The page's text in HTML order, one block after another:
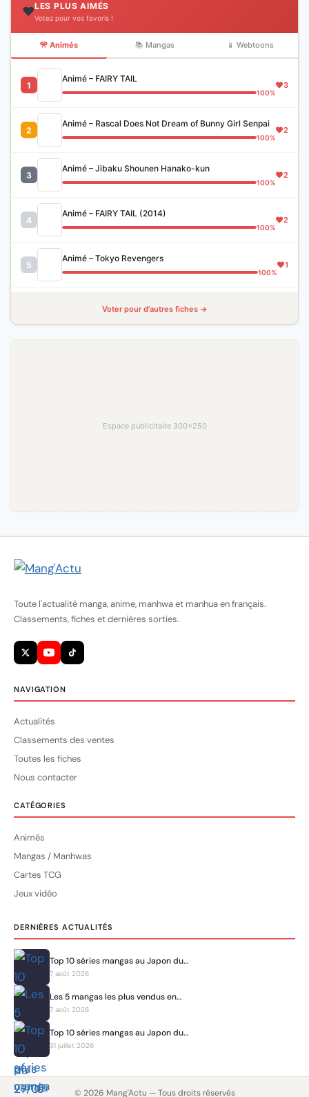
❤️LES PLUS AIMÉS
Votez pour vos favoris !
🎌 Animés 📚 Mangas 📱 Webtoons
1
Animé – FAIRY TAIL
100%
3
2
Animé – Rascal Does Not Dream of Bunny Girl Senpai
100%
2
3
Animé – Jibaku Shounen Hanako-kun
100%
2
4
Animé – FAIRY TAIL (2014)
100%
2
5
Animé – Tokyo Revengers
100%
1
Voter pour d'autres fiches →
Espace publicitaire 300×250
Toute l'actualité manga, anime, manhwa et manhua en français.
Classements, fiches et dernières sorties.
NAVIGATION
Actualités
Classements des ventes
Toutes les fiches
Nous contacter
CATÉGORIES
Animés
Mangas / Manhwas
Cartes TCG
Jeux vidéo
DERNIÈRES ACTUALITÉS
Top 10 séries mangas au Japon du…
7 août 2026
Les 5 mangas les plus vendus en…
7 août 2026
Top 10 séries mangas au Japon du…
31 juillet 2026
© 2026 Mang'Actu — Tous droits réservés